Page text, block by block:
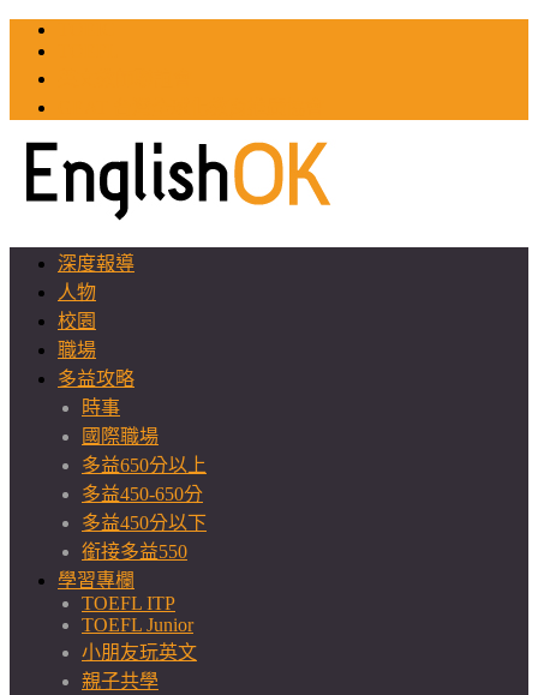
深度報導
人物
校園
職場
多益攻略
時事
國際職場
多益650分以上
多益450-650分
多益450分以下
銜接多益550
學習專欄
TOEFL ITP
TOEFL Junior
小朋友玩英文
親子共學